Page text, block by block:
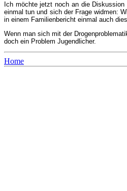
Ich möchte jetzt noch an die
einmal tun und sich der Frage widmen:
in einem Familienbericht einmal auch
Wenn man sich mit der
doch ein Problem Jugendlicher.
Home